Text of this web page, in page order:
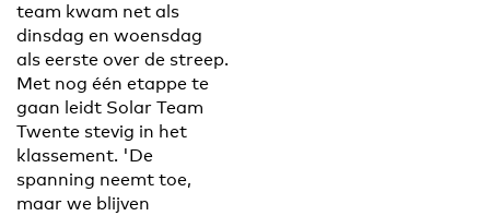
team kwam net als
dinsdag en woensdag
als eerste over de streep.
Met nog één etappe te
gaan leidt Solar Team
Twente stevig in het
klassement. 'De
spanning neemt toe,
maar we blijven